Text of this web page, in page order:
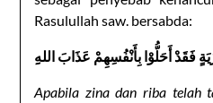
Rasulullah saw. bersabda:
فَقَدْ أَحَلُّوْا بِأَنْفُسِهِمْ عَذَابَ الله‏ِِ
Apabila zina dan riba telah